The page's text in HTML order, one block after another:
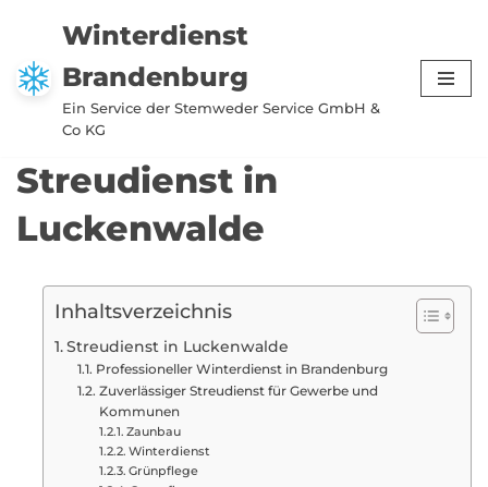
Zum
Inhalt
springen
Winterdienst
Brandenburg
Ein Service der Stemweder Service GmbH &
Co KG
Streudienst in
Luckenwalde
Inhaltsverzeichnis
Streudienst in Luckenwalde
Professioneller Winterdienst in Brandenburg
Zuverlässiger Streudienst für Gewerbe und
Kommunen
Zaunbau
Winterdienst
Grünpflege